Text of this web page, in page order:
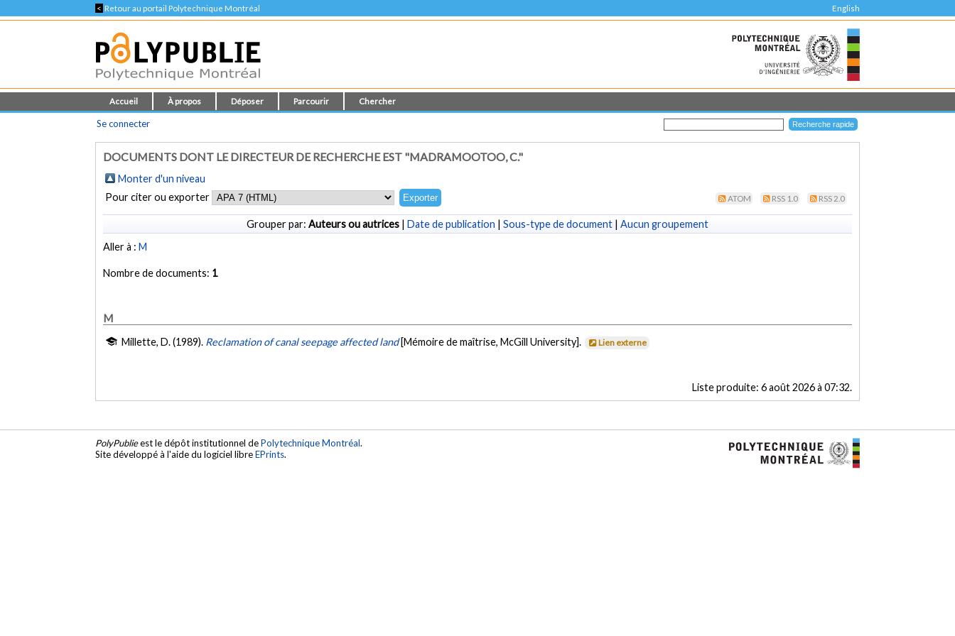
< Retour au portail Polytechnique Montréal English
Accueil À propos Déposer Parcourir Chercher
Se connecter
DOCUMENTS DONT LE DIRECTEUR DE RECHERCHE EST "MADRAMOOTOO, C."
Monter d'un niveau
Pour citer ou exporter
ATOM RSS 1.0 RSS 2.0
Grouper par: Auteurs ou autrices | Date de publication | Sous-type de document | Aucun groupement
Aller à :M
Nombre de documents: 1
M
Millette, D. (1989). Reclamation of canal seepage affected land [Mémoire de maîtrise, McGill University]. Lien externe
Liste produite: 6 août 2026 à 07:32.
PolyPublieest le dépôt institutionnel dePolytechnique Montréal.
Site développé à l'aide du logiciel libreEPrints.